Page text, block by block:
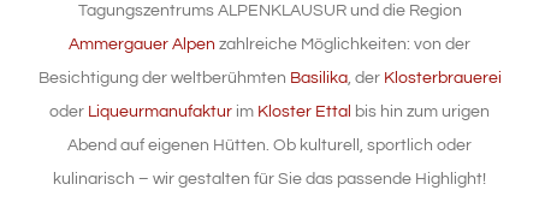
Tagungszentrums ALPENKLAUSUR und die Region
Ammergauer Alpen zahlreiche Möglichkeiten: von der
Besichtigung der weltberühmten Basilika, der Klosterbrauerei
oder Liqueurmanufaktur im Kloster Ettal bis hin zum urigen
Abend auf eigenen Hütten. Ob kulturell, sportlich oder
kulinarisch – wir gestalten für Sie das passende Highlight!